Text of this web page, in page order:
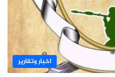
اخبار وتقارير